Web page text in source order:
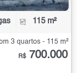
115 m²
3 quartos - 115 m²
R$ 700.000